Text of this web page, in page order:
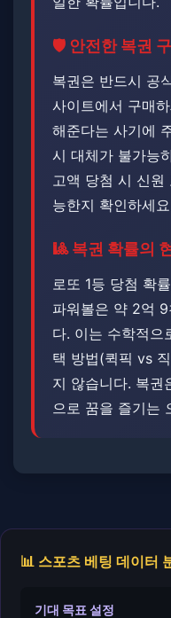
🛡️ 안전한 복권
복권은 반드시 공
사이트에서 구매
해준다는 사기에
시 대체가 불가능
고액 당첨 시 신
능한지 확인하세
🎱 복권 확률의
로또 1등 당첨 확
파워볼은 약 2억
다. ​이는 수학적으
택 방법(퀵픽 vs
지 않습니다. 복권
으로 꿈을 즐기는
📊 스포츠 베팅 데이터
기대 목표 설정